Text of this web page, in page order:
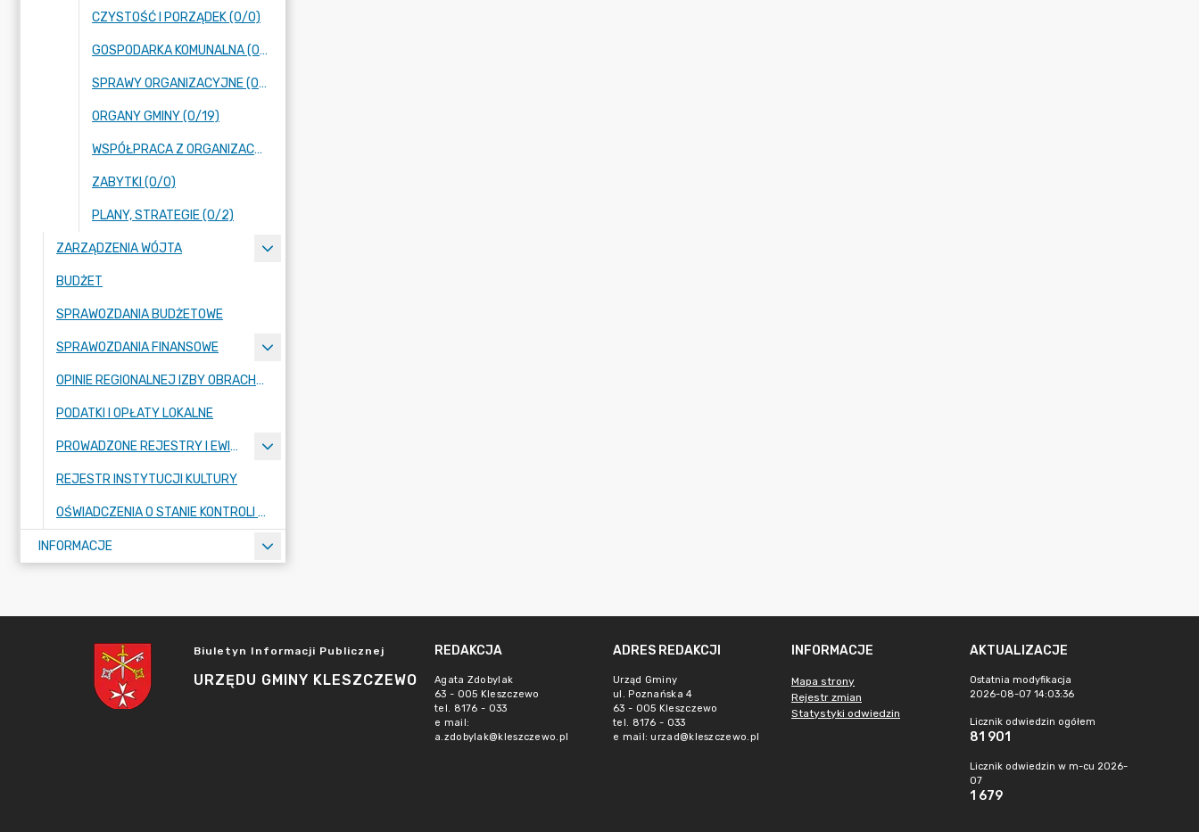
CZYSTOŚĆ I PORZĄDEK (0/0)
GOSPODARKA KOMUNALNA (0/0)
SPRAWY ORGANIZACYJNE (0/18)
ORGANY GMINY (0/19)
WSPÓŁPRACA Z ORGANIZACJAMI POZARZĄDOWYMI (0/1)
ZABYTKI (0/0)
PLANY, STRATEGIE (0/2)
ZARZĄDZENIA WÓJTA
BUDŻET
SPRAWOZDANIA BUDŻETOWE
SPRAWOZDANIA FINANSOWE
OPINIE REGIONALNEJ IZBY OBRACHUNKOWEJ
PODATKI I OPŁATY LOKALNE
PROWADZONE REJESTRY I EWIDENCJE
REJESTR INSTYTUCJI KULTURY
OŚWIADCZENIA O STANIE KONTROLI ZARZĄDCZEJ
INFORMACJE
Biuletyn Informacji Publicznej
URZĘDU GMINY KLESZCZEWO
REDAKCJA
Agata Zdobylak
63 - 005 Kleszczewo
tel. 8176 - 033
e mail:
a.zdobylak@kleszczewo.pl
ADRES REDAKCJI
Urząd Gminy
ul. Poznańska 4
63 - 005 Kleszczewo
tel. 8176 - 033
e mail: urzad@kleszczewo.pl
INFORMACJE
Mapa strony
Rejestr zmian
Statystyki odwiedzin
AKTUALIZACJE
Ostatnia modyfikacja
2026-08-07 14:03:36
Licznik odwiedzin ogółem
81 901
Licznik odwiedzin w m-cu 2026-
07
1 679